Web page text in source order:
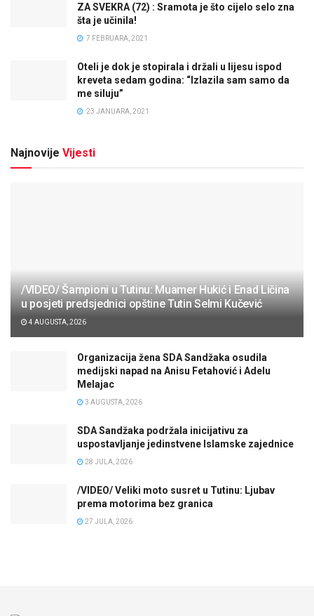
ZA SVEKRA (72) : Sramota je što cijelo selo zna
šta je učinila!
7 FEBRUARA, 2021
Oteli je dok je stopirala i držali u lijesu ispod
kreveta sedam godina: “Izlazila sam samo da
me siluju”
23 JANUARA, 2021
Najnovije Vijesti
/VIDEO/ Šampioni u Tutinu: Muamer Hukić i Enad Ličina
u posjeti predsjednici opštine Tutin Selmi Kučević
4 AUGUSTA, 2026
Organizacija žena SDA Sandžaka osudila
medijski napad na Anisu Fetahović i Adelu
Melajac
3 AUGUSTA, 2026
SDA Sandžaka podržala inicijativu za
uspostavljanje jedinstvene Islamske zajednice
28 JULA, 2026
/VIDEO/ Veliki moto susret u Tutinu: Ljubav
prema motorima bez granica
27 JULA, 2026